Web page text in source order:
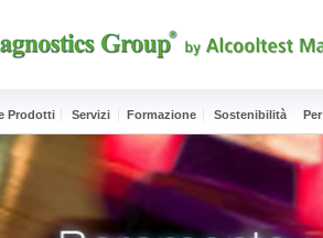
Prodotti Servizi Formazione Sostenibilità